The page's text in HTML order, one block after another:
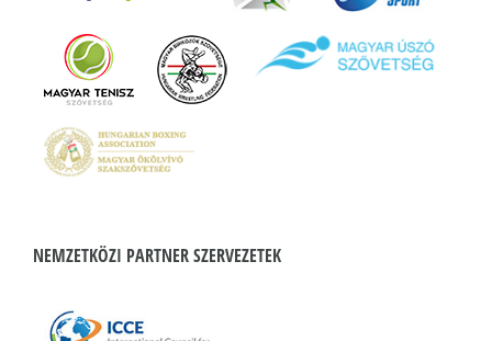
NEMZETKÖZI PARTNER SZERVEZETEK